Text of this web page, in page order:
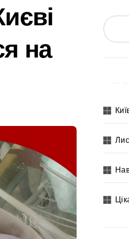
и замена деталей
на УЗД на 6 млн грн
екосистемах
лісу
за участю двох
медицини
на